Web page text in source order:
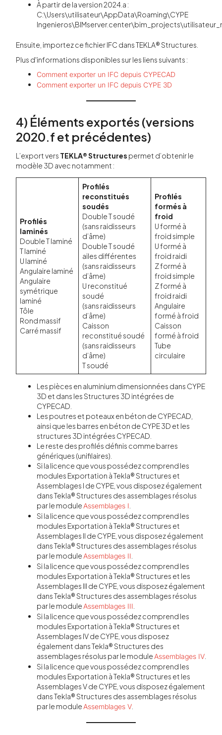
À partir de la version 2024.a :
C:\Users\utilisateur\AppData\Roaming\CYPE
Ensuite, importez ce fichier IFC dans TEKLA® Structures.
Plus d'informations disponibles sur les liens suivants :
Comment exporter un IFC depuis CYPECAD
Comment exporter un IFC depuis CYPE 3D
4) Éléments exportés (versions
2020.f et précédentes)
L’export vers TEKLA® Structures permet d’obtenir le
modèle 3D avec notamment :
Profilés
laminés
Double T laminé
T laminé
U laminé
Angulaire laminé
Angulaire
symétrique
laminé
Tôle
Rond massif
Carré massif
Profilés
reconstitués
soudés
Double T soudé
(sans raidisseurs
d’âme)
Double T soudé
ailes différentes
(sans raidisseurs
d’âme)
U reconstitué
soudé
(sans raidisseurs
d’âme)
Caisson
reconstitué soudé
(sans raidisseurs
d’âme)
T soudé
Profilés
formés à
froid
U formé à
froid simple
U formé à
froid raidi
Z formé à
froid simple
Z formé à
froid raidi
Angulaire
formé à froid
Caisson
formé à froid
Tube
circulaire
Les pièces en aluminium dimensionnées dans CYPE
3D et dans les Structures 3D intégrées de
CYPECAD.
Les poutres et poteaux en béton de CYPECAD,
ainsi que les barres en béton de CYPE 3D et les
structures 3D intégrées CYPECAD.
Le reste des profilés définis comme barres
génériques (unifilaires).
Si la licence que vous possédez comprend les
modules Exportation à Tekla® Structures et
Assemblages I de CYPE, vous disposez également
dans Tekla® Structures des assemblages résolus
par le module Assemblages I
Si la licence que vous possédez comprend les
modules Exportation à Tekla® Structures et
Assemblages II de CYPE, vous disposez également
dans Tekla® Structures des assemblages résolus
par le module Assemblages II
Si la licence que vous possédez comprend les
modules Exportation à Tekla® Structures et les
Assemblages III de CYPE, vous disposez également
dans Tekla® Structures des assemblages résolus
par le module Assemblages III
Si la licence que vous possédez comprend les
modules Exportation à Tekla® Structures et
Assemblages IV de CYPE, vous disposez
également dans Tekla® Structures des
assemblages résolus par le module Assemblages IV
Si la licence que vous possédez comprend les
modules Exportation à Tekla® Structures et les
Assemblages V de CYPE, vous disposez également
dans Tekla® Structures des assemblages résolus
par le module Assemblages V